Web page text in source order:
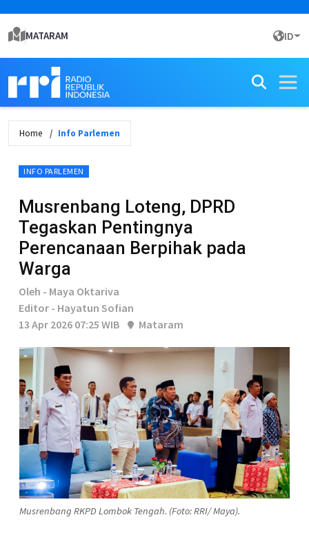
MATARAM ID
Home Info Parlemen
INFO PARLEMEN
Musrenbang Loteng, DPRD
Tegaskan Pentingnya
Perencanaan Berpihak pada
Warga
Oleh - Maya Oktariva
Editor - Hayatun Sofian
13 Apr 2026 07:25 WIB
Mataram
Musrenbang RKPD Lombok Tengah. (Foto: RRI/ Maya).